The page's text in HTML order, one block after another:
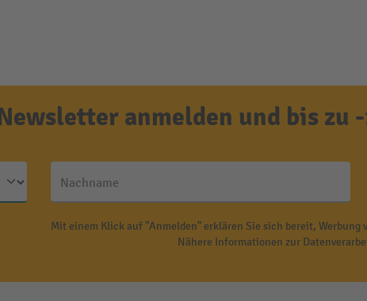
anmelden und bis zu
Nachname
Mit einem Klick auf "Anmelden" erklären Sie sich bereit, Werbung
Nähere Informationen zur